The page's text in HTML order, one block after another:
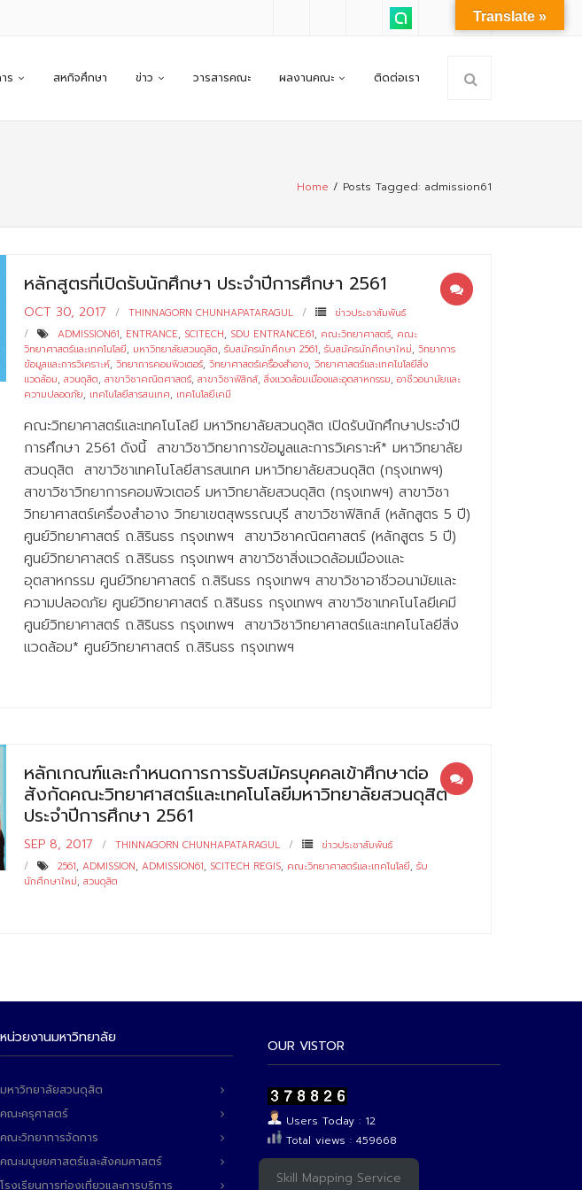
ร สหกิจศึกษา ข่าว วารสารคณะ ผลงานคณะ ติดต่อเรา
Home / Posts Tagged: admission61
หลักสูตรที่เปิดรับนักศึกษา ประจำปีการศึกษา 2561
OCT 30, 2017 THINNAGORN CHUNHAPATARAGUL
ข่าวประชาสัมพันธ์
ADMISSION61, ENTRANCE, SCITECH, SDU ENTRANCE61, คณะวิทยาศาสตร์, คณะ
วิทยาศาสตร์และเทคโนโลยี, มหาวิทยาลัยสวนดุสิต,รับสมัครนักศึกษา 2561,รับสมัครนักศึกษาใหม่,วิทยาการ
ข้อมูลและการวิเคราะห์,วิทยาการคอมพิวเตอร์,วิทยาศาสตร์เครื่องสำอาง,วิทยาศาสตร์และเทคโนโลยีสิ่ง
แวดล้อม,สวนดุสิต,สาขาวิชาคณิตศาสตร์,สาขาวิชาฟิสิกส์,สิ่งแวดล้อมเมืองและอุตสาหกรรม,อาชีวอนามัยและ
ความปลอดภัย, เทคโนโลยีสารสนเทศ, เทคโนโลยีเคมี
คณะวิทยาศาสตร์และเทคโนโลยี มหาวิทยาลัยสวนดุสิต เปิดรับนักศึกษาประจำปี
การศึกษา 2561 ดังนี้ สาขาวิชาวิทยาการข้อมูลและการวิเคราะห์* มหาวิทยาลัย
สวนดุสิต สาขาวิชาเทคโนโลยีสารสนเทศ มหาวิทยาลัยสวนดุสิต (กรุงเทพฯ)
สาขาวิชาวิทยาการคอมพิวเตอร์ มหาวิทยาลัยสวนดุสิต (กรุงเทพฯ) สาขาวิชา
วิทยาศาสตร์เครื่องสำอาง วิทยาเขตสุพรรณบุรี สาขาวิชาฟิสิกส์ (หลักสูตร 5 ปี)
ศูนย์วิทยาศาสตร์ ถ.สิรินธร กรุงเทพฯ สาขาวิชาคณิตศาสตร์ (หลักสูตร 5 ปี)
ศูนย์วิทยาศาสตร์ ถ.สิรินธร กรุงเทพฯ สาขาวิชาสิ่งแวดล้อมเมืองและ
อุตสาหกรรม ศูนย์วิทยาศาสตร์ ถ.สิรินธร กรุงเทพฯ สาขาวิชาอาชีวอนามัยและ
ความปลอดภัย ศูนย์วิทยาศาสตร์ ถ.สิรินธร กรุงเทพฯ สาขาวิชาเทคโนโลยีเคมี
ศูนย์วิทยาศาสตร์ ถ.สิรินธร กรุงเทพฯ สาขาวิชาวิทยาศาสตร์และเทคโนโลยีสิ่ง
แวดล้อม* ศูนย์วิทยาศาสตร์ ถ.สิรินธร กรุงเทพฯ
หลักเกณฑ์และกำหนดการการรับสมัครบุคคลเข้าศึกษาต่อ
สังกัดคณะวิทยาศาสตร์และเทคโนโลยีมหาวิทยาลัยสวนดุสิต
ประจำปีการศึกษา 2561
SEP 8, 2017 THINNAGORN CHUNHAPATARAGUL
ข่าวประชาสัมพันธ์
2561,ADMISSION,ADMISSION61, SCITECH REGIS, คณะวิทยาศาสตร์และเทคโนโลยี,รับ
นักศึกษาใหม่,สวนดุสิต
หน่วยงานมหาวิทยาลัย
มหาวิทยาลัยสวนดุสิต
คณะครุศาสตร์
คณะวิทยาการจัดการ
คณะมนุษยศาสตร์และสังคมศาสตร์
โรงเรียนการท่องเที่ยวและการบริการ
OUR VISTOR
Users Today : 12
Total views : 459668
Skill Mapping Service
Translate »